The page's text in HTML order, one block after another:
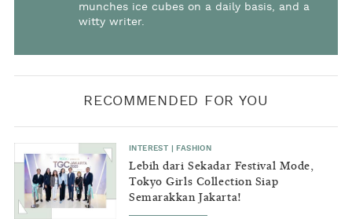
munches ice cubes on a daily basis, and a
witty writer.
RECOMMENDED FOR YOU
INTEREST FASHION
Lebih dari Sekadar Festival Mode,
Tokyo Girls Collection Siap
Semarakkan Jakarta!